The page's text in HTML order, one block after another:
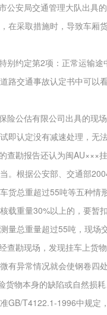
公安局交通管理大队出具
在采取措施时，导致车厢
别约定第2项：正常运输途
路交通事故认定书中可以
险公估有限公司出具的现
即认定没有减速处理，无法
查勘报告还认为闽AU×××
。根据公安部、交通部
货总重超过55吨等五种情
载重量30%以上的，要暂
量总重量超过55吨，现场
查勘现场，发现挂车上货
有异常情况就会使钢卷四
货物本身的缺陷或自然损
GB/T4122.1-1996中规定